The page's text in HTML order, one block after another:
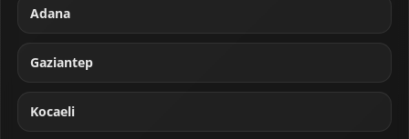
Adana
Gaziantep
Kocaeli